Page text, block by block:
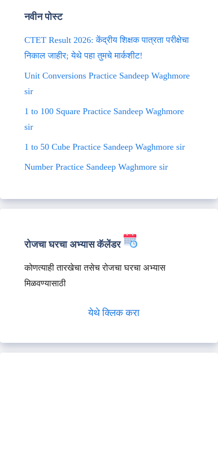
नवीन पोस्ट
CTET Result 2026: केंद्रीय शिक्षक पात्रता परीक्षेचा
निकाल जाहीर; येथे पहा तुमचे मार्कशीट!
Unit Conversions Practice Sandeep Waghmore
sir
1 to 100 Square Practice Sandeep Waghmore
sir
1 to 50 Cube Practice Sandeep Waghmore sir
Number Practice Sandeep Waghmore sir
रोजचा घरचा अभ्यास कॅलेंडर
कोणत्याही तारखेचा तसेच रोजचा घरचा अभ्यास
मिळवण्यासाठी
येथे क्लिक करा